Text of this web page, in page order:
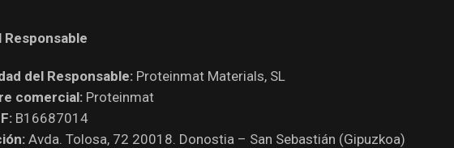
Responsable
del Responsable: Proteinmat Materials, SL
comercial: Proteinmat
B16687014
Avda. Tolosa, 72 20018. Donostia – San Sebastián (Gipuzkoa)